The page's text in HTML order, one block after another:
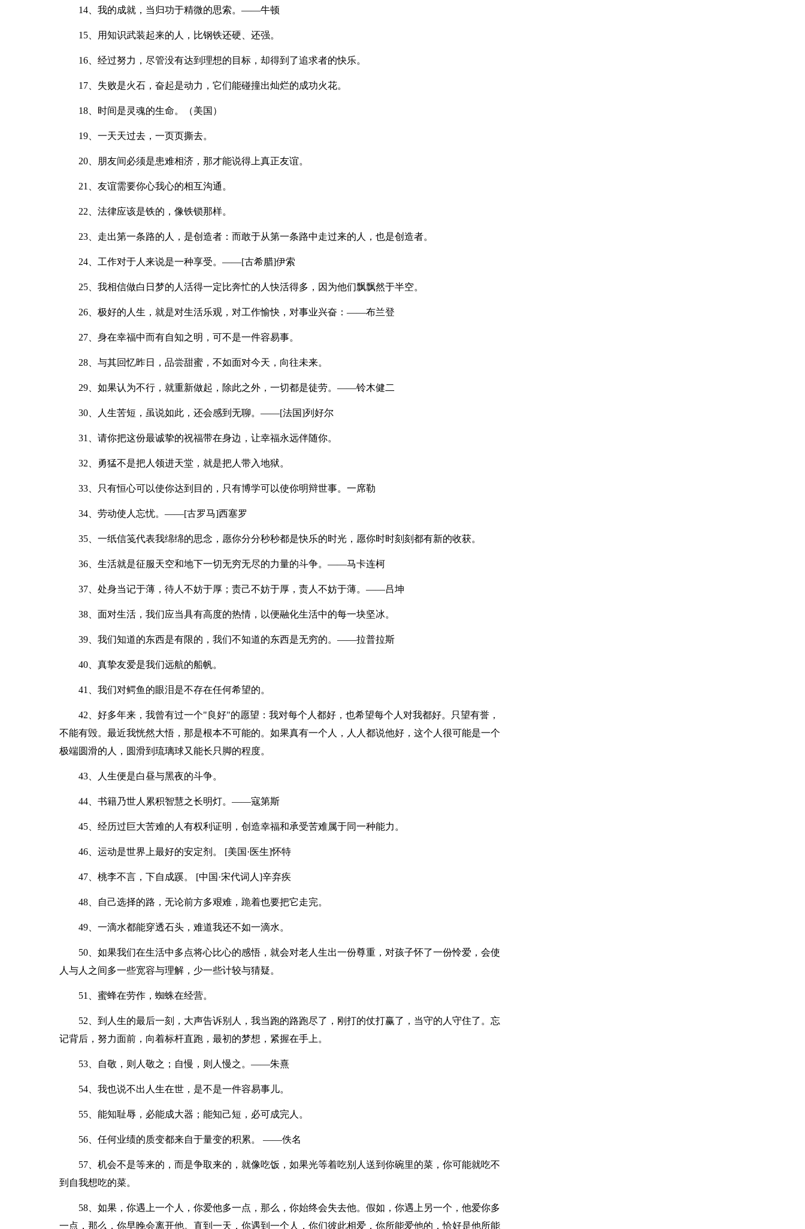
14、我的成就，当归功于精微的思索。——牛顿
15、用知识武装起来的人，比钢铁还硬、还强。
16、经过努力，尽管没有达到理想的目标，却得到了追求者的快乐。
17、失败是火石，奋起是动力，它们能碰撞出灿烂的成功火花。
18、时间是灵魂的生命。（美国）
19、一天天过去，一页页撕去。
20、朋友间必须是患难相济，那才能说得上真正友谊。
21、友谊需要你心我心的相互沟通。
22、法律应该是铁的，像铁锁那样。
23、走出第一条路的人，是创造者：而敢于从第一条路中走过来的人，也是创造者。
24、工作对于人来说是一种享受。——[古希腊]伊索
25、我相信做白日梦的人活得一定比奔忙的人快活得多，因为他们飘飘然于半空。
26、极好的人生，就是对生活乐观，对工作愉快，对事业兴奋：——布兰登
27、身在幸福中而有自知之明，可不是一件容易事。
28、与其回忆昨日，品尝甜蜜，不如面对今天，向往未来。
29、如果认为不行，就重新做起，除此之外，一切都是徒劳。——铃木健二
30、人生苦短，虽说如此，还会感到无聊。——[法国]列好尔
31、请你把这份最诚挚的祝福带在身边，让幸福永远伴随你。
32、勇猛不是把人领进天堂，就是把人带入地狱。
33、只有恒心可以使你达到目的，只有博学可以使你明辩世事。一席勒
34、劳动使人忘忧。——[古罗马]西塞罗
35、一纸信笺代表我绵绵的思念，愿你分分秒秒都是快乐的时光，愿你时时刻刻都有新的收获。
36、生活就是征服天空和地下一切无穷无尽的力量的斗争。——马卡连柯
37、处身当记于薄，待人不妨于厚；责己不妨于厚，责人不妨于薄。——吕坤
38、面对生活，我们应当具有高度的热情，以便融化生活中的每一块坚冰。
39、我们知道的东西是有限的，我们不知道的东西是无穷的。——拉普拉斯
40、真挚友爱是我们远航的船帆。
41、我们对鳄鱼的眼泪是不存在任何希望的。
42、好多年来，我曾有过一个"良好"的愿望：我对每个人都好，也希望每个人对我都好。只望有誉，
不能有毁。最近我恍然大悟，那是根本不可能的。如果真有一个人，人人都说他好，这个人很可能是一个
极端圆滑的人，圆滑到琉璃球又能长只脚的程度。
43、人生便是白昼与黑夜的斗争。
44、书籍乃世人累积智慧之长明灯。——寇第斯
45、经历过巨大苦难的人有权利证明，创造幸福和承受苦难属于同一种能力。
46、运动是世界上最好的安定剂。 [美国·医生]怀特
47、桃李不言，下自成蹊。 [中国·宋代词人]辛弃疾
48、自己选择的路，无论前方多艰难，跪着也要把它走完。
49、一滴水都能穿透石头，难道我还不如一滴水。
50、如果我们在生活中多点将心比心的感悟，就会对老人生出一份尊重，对孩子怀了一份怜爱，会使
人与人之间多一些宽容与理解，少一些计较与猜疑。
51、蜜蜂在劳作，蜘蛛在经营。
52、到人生的最后一刻，大声告诉别人，我当跑的路跑尽了，刚打的仗打赢了，当守的人守住了。忘
记背后，努力面前，向着标杆直跑，最初的梦想，紧握在手上。
53、自敬，则人敬之；自慢，则人慢之。——朱熹
54、我也说不出人生在世，是不是一件容易事儿。
55、能知耻辱，必能成大器；能知己短，必可成完人。
56、任何业绩的质变都来自于量变的积累。 ——佚名
57、机会不是等来的，而是争取来的，就像吃饭，如果光等着吃别人送到你碗里的菜，你可能就吃不
到自我想吃的菜。
58、如果，你遇上一个人，你爱他多一点，那么，你始终会失去他。假如，你遇上另一个，他爱你多
一点，那么，你早晚会离开他。直到一天，你遇到一个人，你们彼此相爱，你所能爱他的，恰好是他所能